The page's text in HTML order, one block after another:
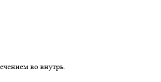
во внутрь.